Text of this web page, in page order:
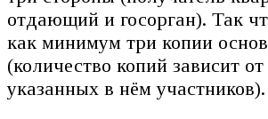
отдающий и госорган). Так
как минимум три копии
(количество копий зависит
указанных в нём участников).